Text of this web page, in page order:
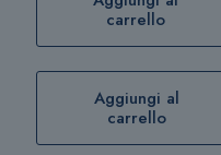
carrello
Aggiungi al
carrello